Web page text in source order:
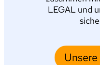
LEGAL und